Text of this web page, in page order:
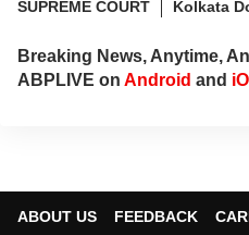
SUPREME COURT
Kolkata
Breaking News, Anytime,
ABPLIVE on Android and
ABOUT US FEEDBACK